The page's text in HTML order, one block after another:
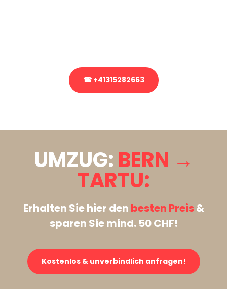
☎ +41315282663
UMZUG: BERN →
TARTU:
Erhalten Sie hier den besten Preis&
sparen Sie mind. 50 CHF!
Kostenlos & unverbindlich anfragen!